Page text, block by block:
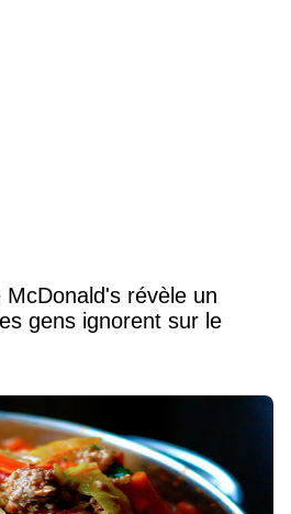
révèle un
gens ignorent sur le